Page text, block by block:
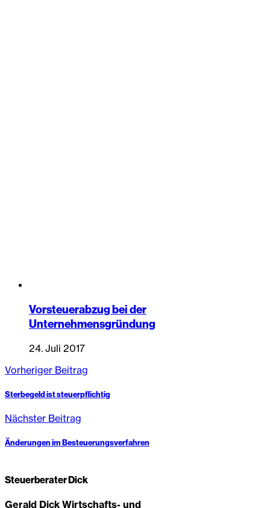
Vorsteuerabzug bei der
Unternehmensgründung
24. Juli 2017
Vorheriger Beitrag
Sterbegeld ist steuerpflichtig
Nächster Beitrag
Änderungen im Besteuerungsverfahren
Steuerberater Dick
Gerald Dick Wirtschafts- und